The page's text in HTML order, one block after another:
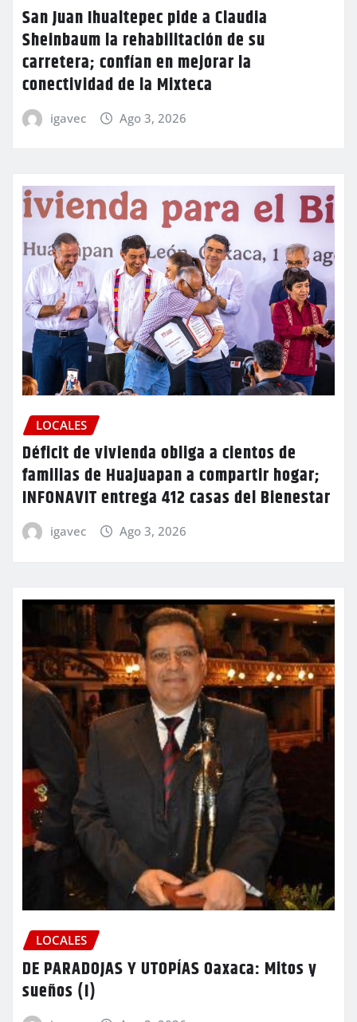
San Juan Ihualtepec pide a Claudia
Sheinbaum la rehabilitación de su
carretera; confían en mejorar la
conectividad de la Mixteca
igavec Ago 3, 2026
LOCALES
Déficit de vivienda obliga a cientos de
familias de Huajuapan a compartir hogar;
INFONAVIT entrega 412 casas del Bienestar
igavec Ago 3, 2026
LOCALES
DE PARADOJAS Y UTOPÍAS Oaxaca: Mitos y
sueños (I)